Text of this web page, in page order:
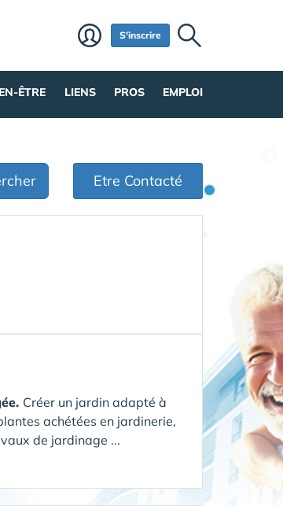
S'inscrire
ÊTRE LIENS PROS EMPLOI
Etre Contacté
Créer un jardin adapté à
achétées en jardinerie,
de jardinage ...